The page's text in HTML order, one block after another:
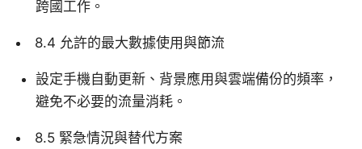
跨國工作。
8.4 允許的最大數據使用與節流
設定手機自動更新、背景應用與雲端備份的頻率，
避免不必要的流量消耗。
8.5 緊急情況與替代方案